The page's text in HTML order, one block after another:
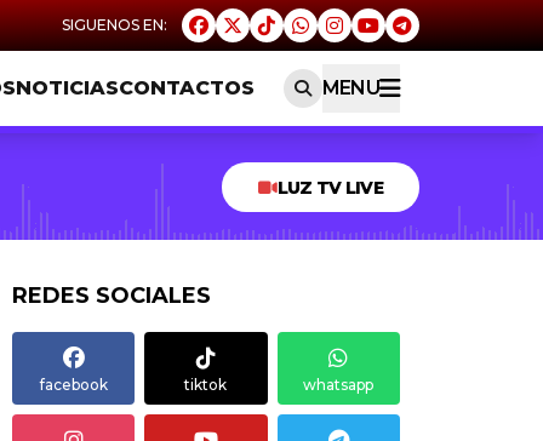
NOTICIASCONTACTOS MENU
LUZ TV LIVE
REDES SOCIALES
facebook tiktok whatsapp